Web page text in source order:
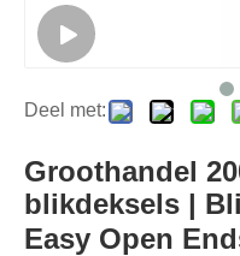
Deel met:
Groothandel
blikdeksels |
Easy Open